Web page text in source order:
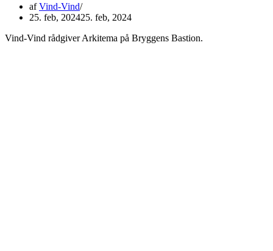
afVind-Vind
25. feb, 202425. feb, 2024
Vind-Vind rådgiver Arkitema på Bryggens Bastion.